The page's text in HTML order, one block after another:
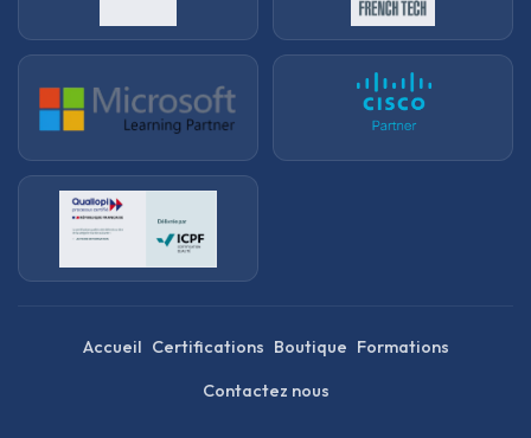
Accueil Certifications Boutique Formations
Contactez nous